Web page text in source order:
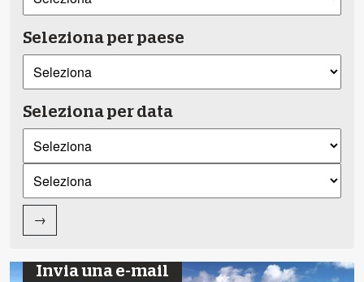
Seleziona per paese
Seleziona per data
→
Invia una e-mail